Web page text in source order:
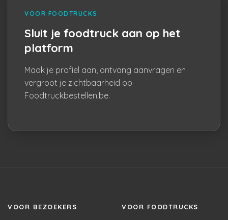
VOOR FOODTRUCKS
Sluit je foodtruck aan op het
platform
Maak je profiel aan, ontvang aanvragen en
vergroot je zichtbaarheid op
Foodtruckbestellen.be.
VOOR BEZOEKERS VOOR FOODTRUCKS